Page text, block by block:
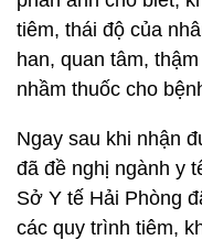
tiêm, thái độ của
han, quan tâm,
nhầm thuốc cho
Ngay sau khi nhận
đã đề nghị ngành y
Sở Y tế Hải Phòng
các quy trình tiêm,